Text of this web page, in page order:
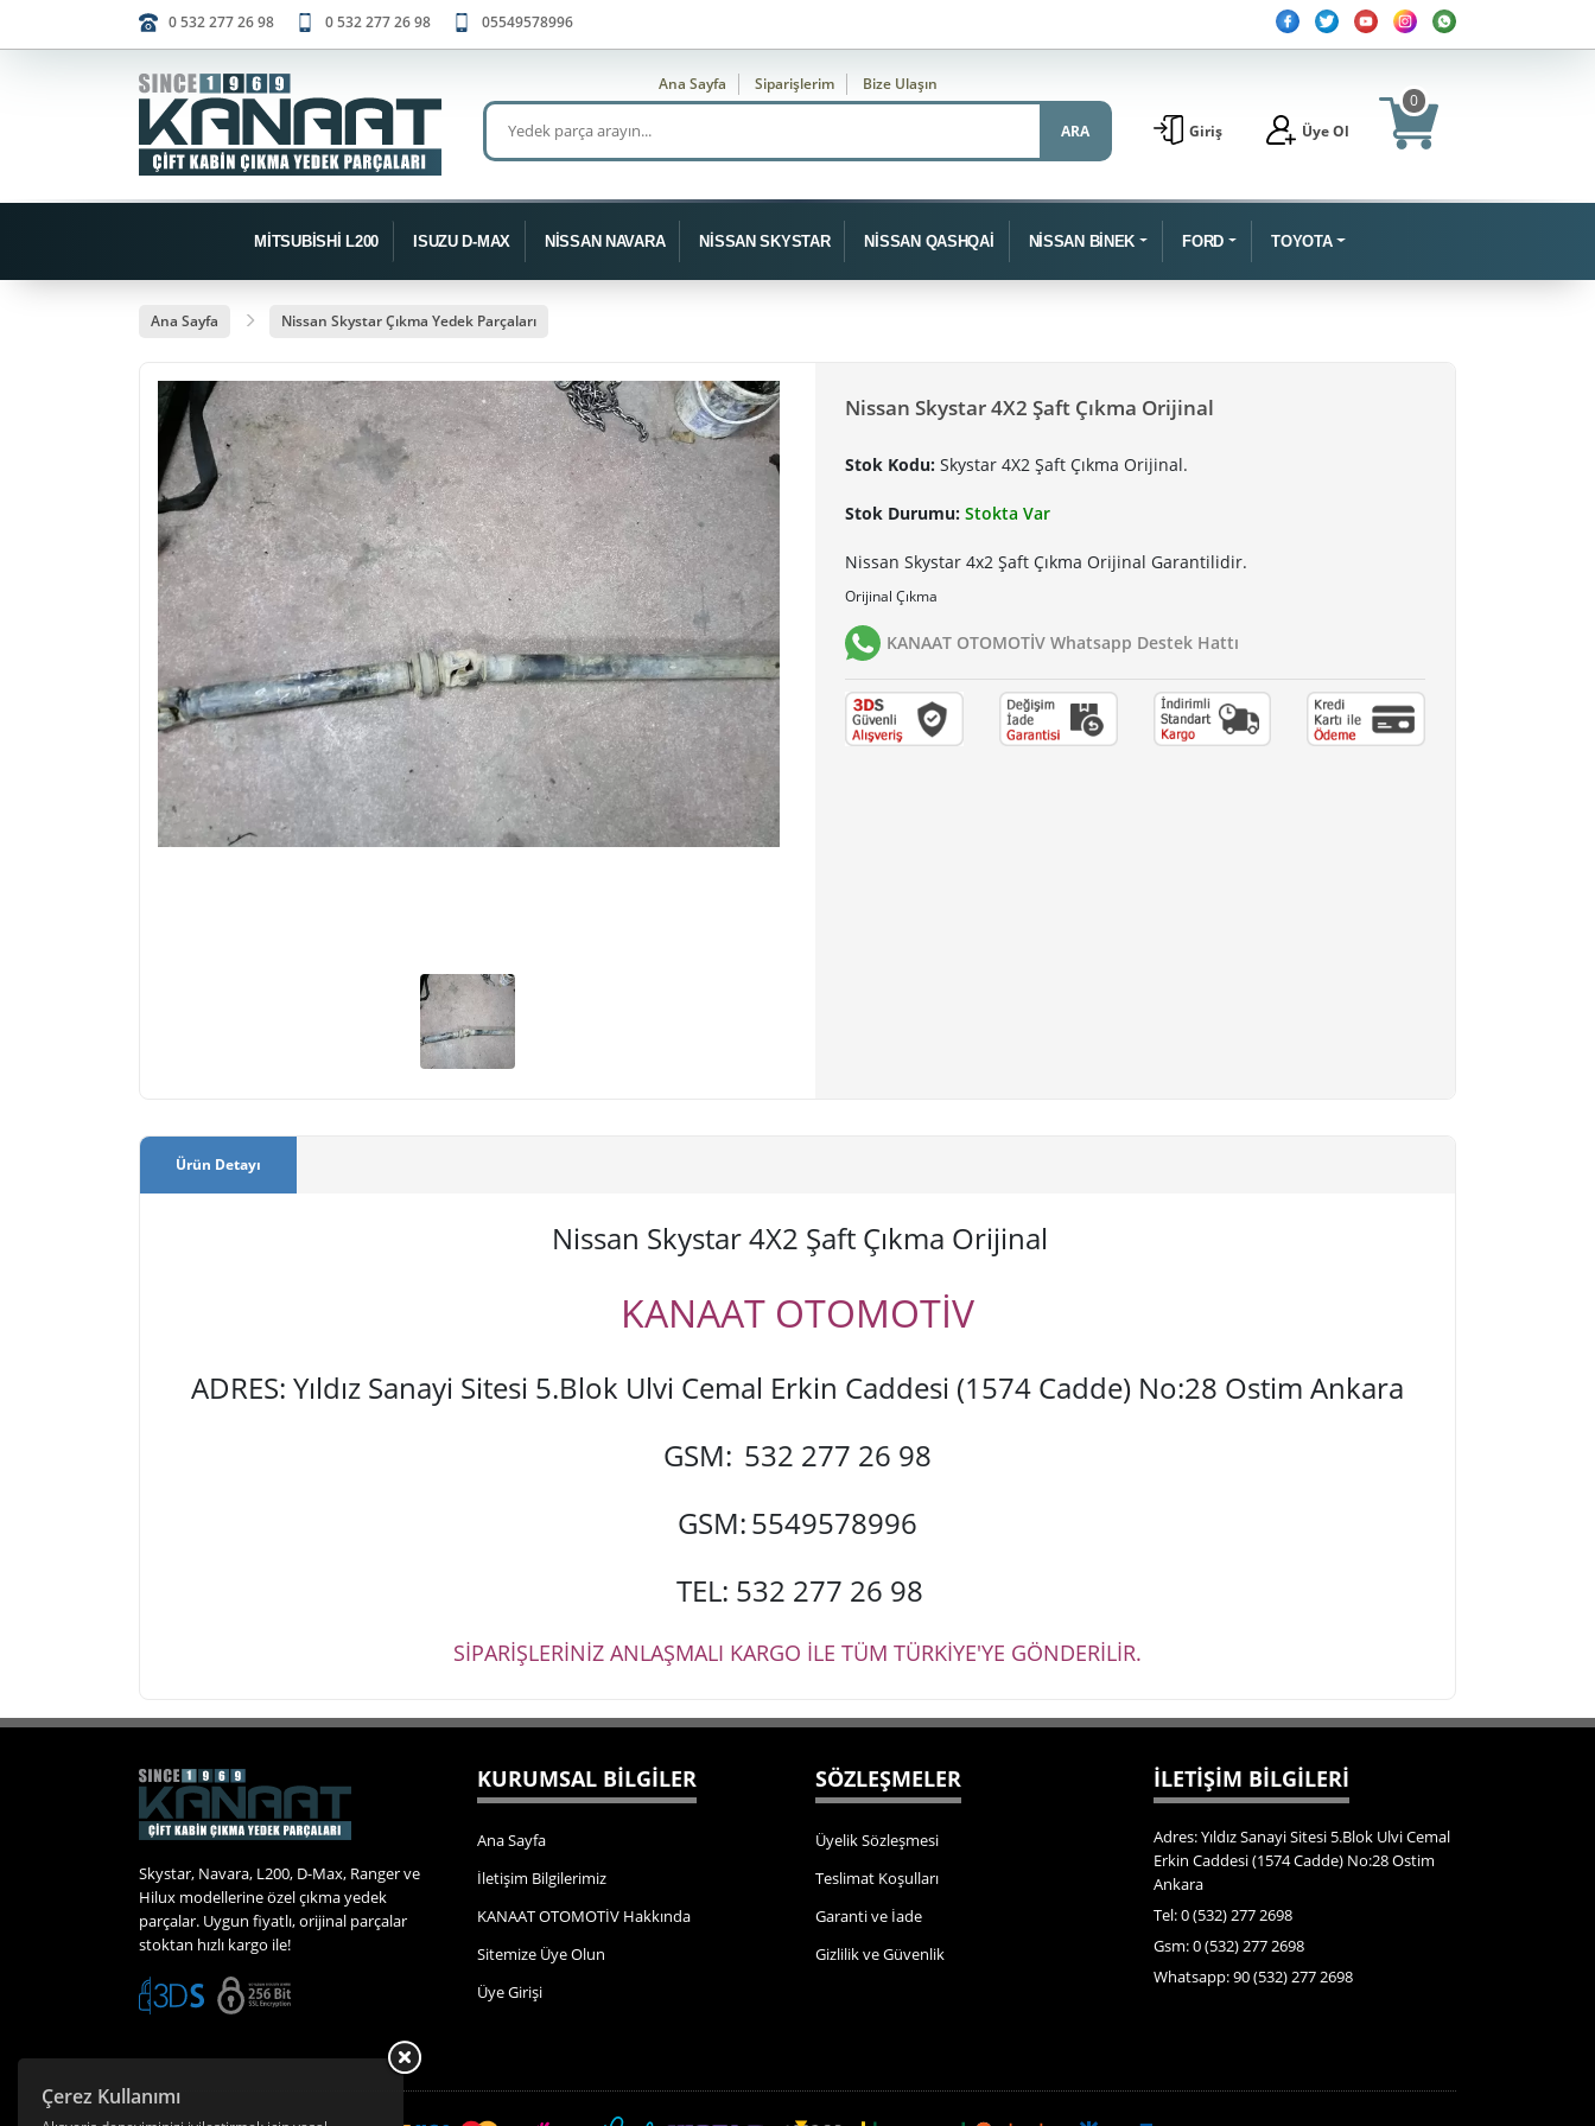
0 532 277 26 98 0 532 277 26 98 05549578996
Ana Sayfa Siparişlerim Bize Ulaşın
ARA Giriş Üye Ol
0
MİTSUBİSHİ L200 ISUZU D-MAX NİSSAN NAVARA NİSSAN SKYSTAR NİSSAN QASHQAİ NİSSAN BİNEK FORD TOYOTA
Ana Sayfa Nissan Skystar Çıkma Yedek Parçaları
Nissan Skystar 4X2 Şaft Çıkma Orijinal
Stok Kodu: Skystar 4X2 Şaft Çıkma Orijinal.
Stok Durumu: Stokta Var
Nissan Skystar 4x2 Şaft Çıkma Orijinal Garantilidir.
Orijinal Çıkma
KANAAT OTOMOTİV Whatsapp Destek Hattı
Ürün Detayı
Nissan Skystar 4X2 Şaft Çıkma Orijinal
KANAAT OTOMOTİV
ADRES: Yıldız Sanayi Sitesi 5.Blok Ulvi Cemal Erkin Caddesi (1574 Cadde) No:28 Ostim Ankara
GSM: 532 277 26 98
GSM:5549578996
TEL: 532 277 26 98
SİPARİŞLERİNİZ ANLAŞMALI KARGO İLE TÜM TÜRKİYE'YE GÖNDERİLİR.
Skystar, Navara, L200, D-Max, Ranger ve
Hilux modellerine özel çıkma yedek
parçalar. Uygun fiyatlı, orijinal parçalar
stoktan hızlı kargo ile!
KURUMSAL BİLGİLER
Ana Sayfa
İletişim Bilgilerimiz
KANAAT OTOMOTİV Hakkında
Sitemize Üye Olun
Üye Girişi
SÖZLEŞMELER
Üyelik Sözleşmesi
Teslimat Koşulları
Garanti ve İade
Gizlilik ve Güvenlik
İLETİŞİM BİLGİLERİ
Adres: Yıldız Sanayi Sitesi 5.Blok Ulvi Cemal
Erkin Caddesi (1574 Cadde) No:28 Ostim
Ankara
Tel: 0 (532) 277 2698
Gsm: 0 (532) 277 2698
Whatsapp: 90 (532) 277 2698
Çerez Kullanımı